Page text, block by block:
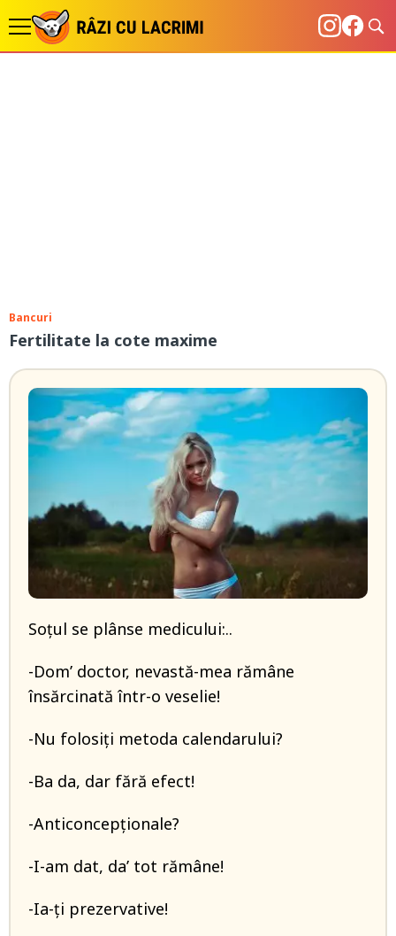
Bancuri
Fertilitate la cote maxime
Soţul se plânse medicului:..
-Dom’ doctor, nevastă-mea rămâne
însărcinată într-o veselie!
-Nu folosiţi metoda calendarului?
-Ba da, dar fără efect!
-Anticoncepţionale?
-I-am dat, da’ tot rămâne!
-Ia-ţi prezervative!